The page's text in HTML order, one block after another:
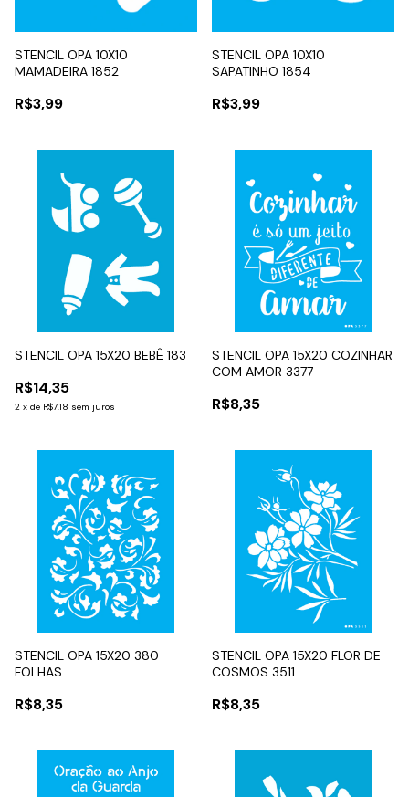
STENCIL OPA 10X10
MAMADEIRA 1852
R$3,99
STENCIL OPA 10X10
SAPATINHO 1854
R$3,99
STENCIL OPA 15X20 BEBÊ 183
R$14,35
2 x de R$7,18 sem juros
STENCIL OPA 15X20 COZINHAR
COM AMOR 3377
R$8,35
STENCIL OPA 15X20 380
FOLHAS
R$8,35
STENCIL OPA 15X20 FLOR DE
COSMOS 3511
R$8,35